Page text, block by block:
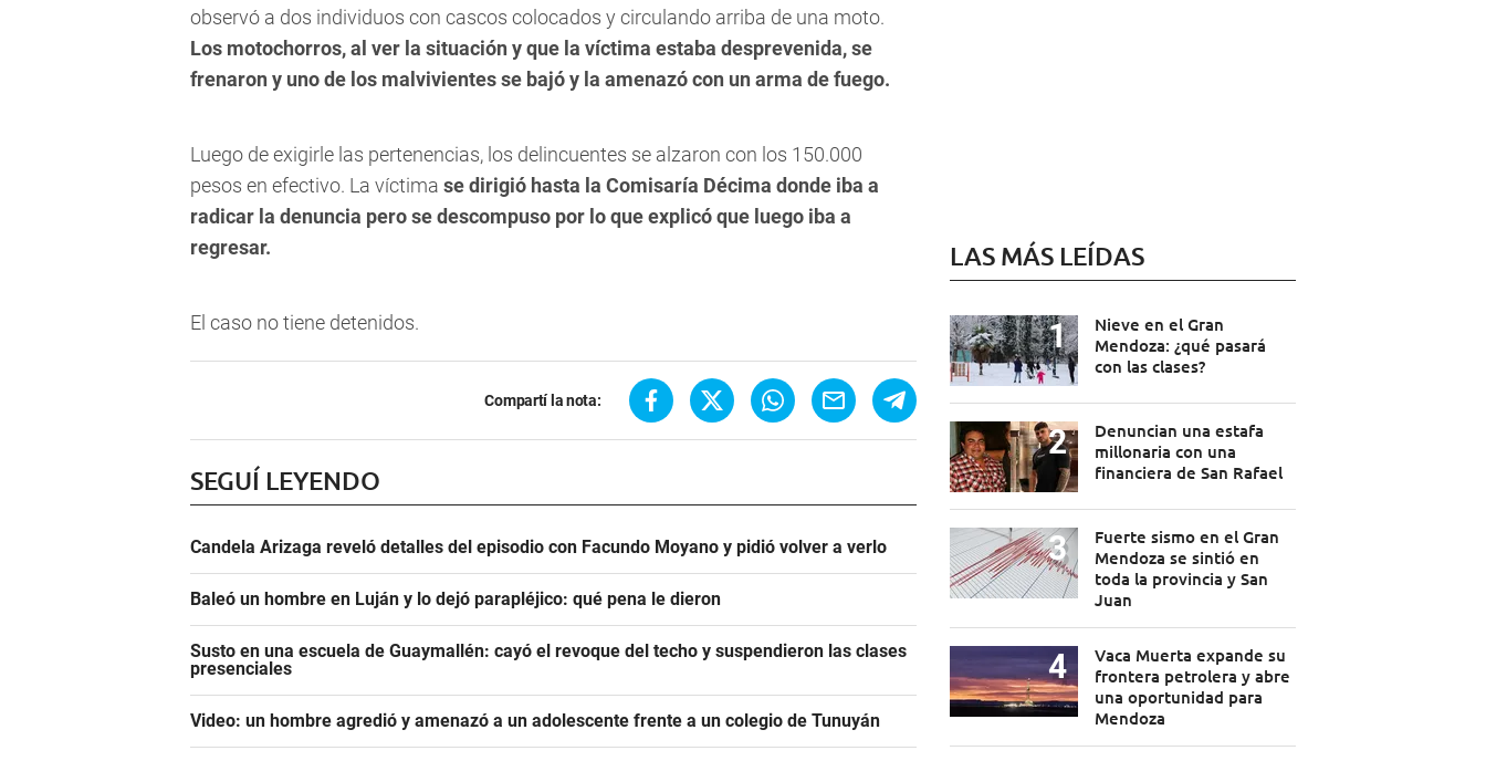
observó a dos individuos con cascos colocados y circulando arriba de una moto.
Los motochorros, al ver la situación y que la víctima estaba desprevenida, se
frenaron y uno de los malvivientes se bajó y la amenazó con un arma de fuego.
Luego de exigirle las pertenencias, los delincuentes se alzaron con los 150.000
pesos en efectivo. La víctima se dirigió hasta la Comisaría Décima donde iba a
radicar la denuncia pero se descompuso por lo que explicó que luego iba a
regresar.
El caso no tiene detenidos.
Compartí la nota:
SEGUÍ LEYENDO
Candela Arizaga reveló detalles del episodio con Facundo Moyano y pidió volver a verlo
Baleó un hombre en Luján y lo dejó parapléjico: qué pena le dieron
Susto en una escuela de Guaymallén: cayó el revoque del techo y suspendieron las clases
presenciales
Video: un hombre agredió y amenazó a un adolescente frente a un colegio de Tunuyán
LAS MÁS LEÍDAS
Nieve en el Gran
Mendoza: ¿qué pasará
con las clases?
Denuncian una estafa
millonaria con una
financiera de San Rafael
Fuerte sismo en el Gran
Mendoza se sintió en
toda la provincia y San
Juan
Vaca Muerta expande su
frontera petrolera y abre
una oportunidad para
Mendoza